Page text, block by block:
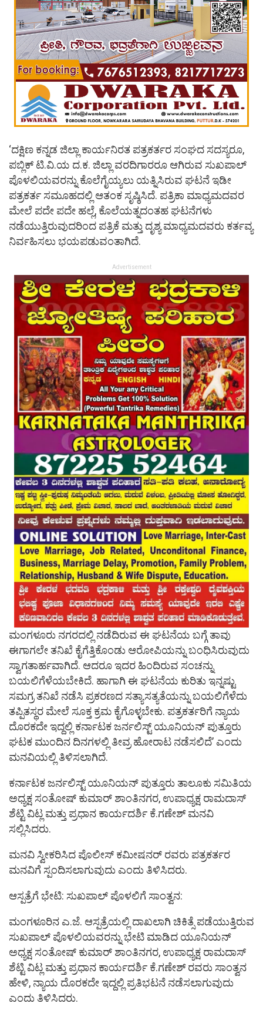
‘ದಕ್ಷಿಣ ಕನ್ನಡ ಜಿಲ್ಲಾ ಕಾರ್ಯನಿರತ ಪತ್ರಕರ್ತರ ಸಂಘದ ಸದಸ್ಯರೂ,
ಪಬ್ಲಿಕ್ ಟಿ.ವಿ.ಯ ದ.ಕ. ಜಿಲ್ಲಾ ವರದಿಗಾರರೂ ಆಗಿರುವ ಸುಖಪಾಲ್
ಪೊಳಲಿಯವರನ್ನು ಕೊಲೆಗೈಯ್ಯಲು ಯತ್ನಿಸಿರುವ ಘಟನೆ ಇಡೀ
ಪತ್ರಕರ್ತ ಸಮೂಹದಲ್ಲಿ ಆತಂಕ ಸೃಷ್ಠಿಸಿದೆ. ಪತ್ರಿಕಾ ಮಾಧ್ಯಮದವರ
ಮೇಲೆ ಪದೇ ಪದೇ ಹಲ್ಲೆ, ಕೊಲೆಯತ್ನದಂತಹ ಘಟನೆಗಳು
ನಡೆಯುತ್ತಿರುವುದರಿಂದ ಪತ್ರಿಕೆ ಮತ್ತು ದೃಶ್ಯ ಮಾಧ್ಯಮದವರು ಕರ್ತವ್ಯ
ನಿರ್ವಹಿಸಲು ಭಯಪಡುವಂತಾಗಿದೆ.
Advertisement
ಮಂಗಳೂರು ನಗರದಲ್ಲಿ ನಡೆದಿರುವ ಈ ಘಟನೆಯ ಬಗ್ಗೆ ತಾವು
ಈಗಾಗಲೇ ತನಿಖೆ ಕೈಗೆತ್ತಿಕೊಂಡು ಆರೋಪಿಯನ್ನು ಬಂಧಿಸಿರುವುದು
ಸ್ವಾಗತಾರ್ಹವಾಗಿದೆ. ಆದರೂ ಇದರ ಹಿಂದಿರುವ ಸಂಚನ್ನು
ಬಯಲಿಗೆಳೆಯಬೇಕಿದೆ. ಹಾಗಾಗಿ ಈ ಘಟನೆಯ ಕುರಿತು ಇನ್ನಷ್ಟು
ಸಮಗ್ರ ತನಿಖೆ ನಡೆಸಿ ಪ್ರಕರಣದ ಸತ್ಯಾಸತ್ಯತೆಯನ್ನು ಬಯಲಿಗೆಳೆದು
ತಪ್ಪಿತಸ್ಥರ ಮೇಲೆ ಸೂಕ್ತ ಕ್ರಮ ಕೈಗೊಳ್ಳಬೇಕು. ಪತ್ರಕರ್ತರಿಗೆ ನ್ಯಾಯ
ದೊರಕದೇ ಇದ್ದಲ್ಲಿ ಕರ್ನಾಟಕ ಜರ್ನಲಿಸ್ಟ್ ಯೂನಿಯನ್ ಪುತ್ತೂರು
ಘಟಕ ಮುಂದಿನ ದಿನಗಳಲ್ಲಿ ತೀವ್ರ ಹೋರಾಟ ನಡೆಸಲಿದೆ’ ಎಂದು
ಮನವಿಯಲ್ಲಿ ತಿಳಿಸಲಾಗಿದೆ.
ಕರ್ನಾಟಕ ಜರ್ನಲಿಸ್ಟ್ ಯೂನಿಯನ್ ಪುತ್ತೂರು ತಾಲೂಕು ಸಮಿತಿಯ
ಅಧ್ಯಕ್ಷ ಸಂತೋಷ್ ಕುಮಾರ್ ಶಾಂತಿನಗರ, ಉಪಾಧ್ಯಕ್ಷ ರಾಮದಾಸ್
ಶೆಟ್ಟಿ ವಿಟ್ಲ ಮತ್ತು ಪ್ರಧಾನ‌ ಕಾರ್ಯದರ್ಶಿ‌ ಕೆ.ಗಣೇಶ್ ಮನವಿ
ಸಲ್ಲಿಸಿದರು.
ಮನವಿ ಸ್ವೀಕರಿಸಿದ ಪೊಲೀಸ್ ಕಮೀಷನರ್ ರವರು ಪತ್ರಕರ್ತರ
ಮನವಿಗೆ ಸ್ಪಂದಿಸಲಾಗುವುದು ಎಂದು ತಿಳಿಸಿದರು.
ಆಸ್ಪತ್ರೆಗೆ ಭೇಟಿ: ಸುಖಪಾಲ್ ಪೊಳಲಿಗೆ ಸಾಂತ್ವನ:
ಮಂಗಳೂರಿನ‌ ಎ.ಜೆ. ಆಸ್ಪತ್ರೆಯಲ್ಲಿ ದಾಖಲಾಗಿ ಚಿಕಿತ್ಸೆ ಪಡೆಯುತ್ತಿರುವ
ಸುಖಪಾಲ್ ಪೊಳಲಿಯವರನ್ನು ಭೇಟಿ ಮಾಡಿದ ಯೂನಿಯನ್
ಅಧ್ಯಕ್ಷ ಸಂತೋಷ್ ಕುಮಾರ್ ಶಾಂತಿನಗರ, ಉಪಾಧ್ಯಕ್ಷ ರಾಮದಾಸ್
ಶೆಟ್ಟಿ ವಿಟ್ಲ ಮತ್ತು ಪ್ರಧಾನ‌ ಕಾರ್ಯದರ್ಶಿ ಕೆ.ಗಣೇಶ್ ರವರು ಸಾಂತ್ವನ
ಹೇಳಿ, ನ್ಯಾಯ ದೊರಕದೇ ಇದ್ದಲ್ಲಿ ಪ್ರತಿಭಟನೆ ನಡೆಸಲಾಗುವುದು
ಎಂದು ತಿಳಿಸಿದರು.‌